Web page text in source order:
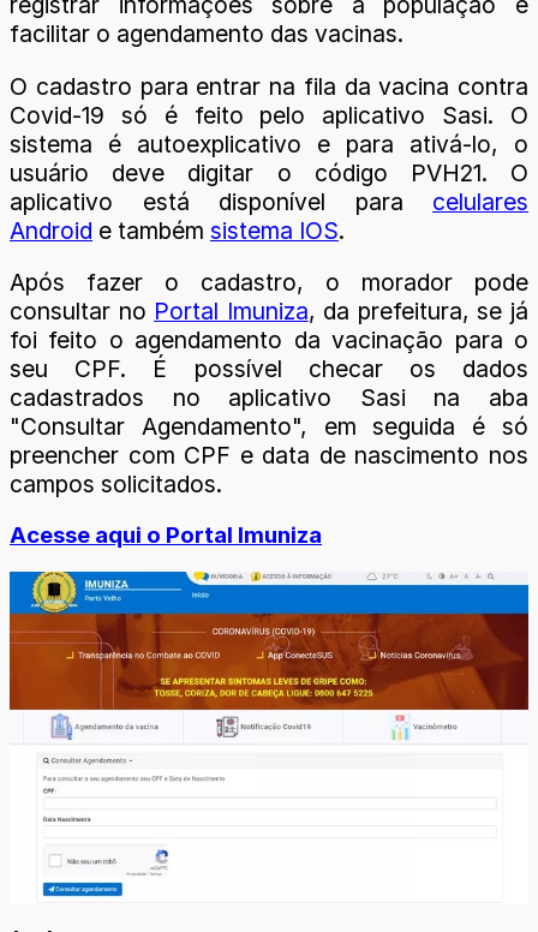
facilitar o agendamento das vacinas.
O cadastro para entrar na fila da vacina contra
Covid-19 só é feito pelo aplicativo Sasi. O
sistema é autoexplicativo e para ativá-lo, o
usuário deve digitar o código PVH21. O
aplicativo está disponível para celulares
Android e também sistema IOS.
Após fazer o cadastro, o morador pode
consultar no Portal Imuniza, da prefeitura, se já
foi feito o agendamento da vacinação para o
seu CPF. É possível checar os dados
cadastrados no aplicativo Sasi na aba
"Consultar Agendamento", em seguida é só
preencher com CPF e data de nascimento nos
campos solicitados.
Acesse aqui o Portal Imuniza